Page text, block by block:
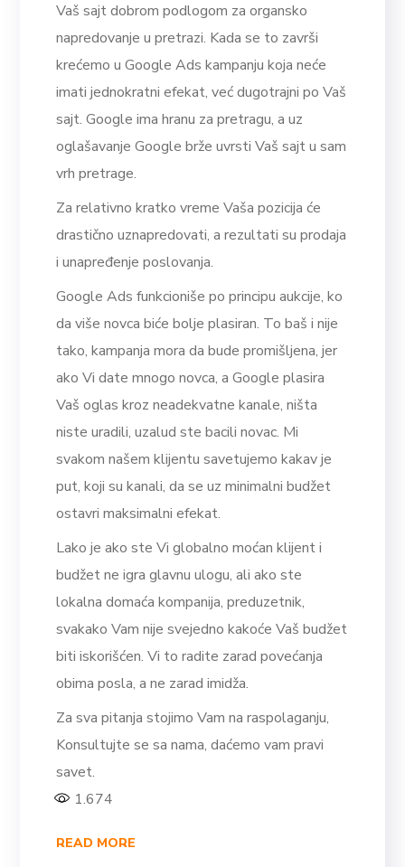
Vaš sajt dobrom podlogom za organsko
napredovanje u pretrazi. Kada se to završi
krećemo u Google Ads kampanju koja neće
imati jednokratni efekat, već dugotrajni po Vaš
sajt. Google ima hranu za pretragu, a uz
oglašavanje Google brže uvrsti Vaš sajt u sam
vrh pretrage.
Za relativno kratko vreme Vaša pozicija će
drastično uznapredovati, a rezultati su prodaja
i unapređenje poslovanja.
Google Ads funkcioniše po principu aukcije, ko
da više novca biće bolje plasiran. To baš i nije
tako, kampanja mora da bude promišljena, jer
ako Vi date mnogo novca, a Google plasira
Vaš oglas kroz neadekvatne kanale, ništa
niste uradili, uzalud ste bacili novac. Mi
svakom našem klijentu savetujemo kakav je
put, koji su kanali, da se uz minimalni budžet
ostavri maksimalni efekat.
Lako je ako ste Vi globalno moćan klijent i
budžet ne igra glavnu ulogu, ali ako ste
lokalna domaća kompanija, preduzetnik,
svakako Vam nije svejedno kakoće Vaš budžet
biti iskorišćen. Vi to radite zarad povećanja
obima posla, a ne zarad imidža.
Za sva pitanja stojimo Vam na raspolaganju,
Konsultujte se sa nama, daćemo vam pravi
savet.
1.674
READ MORE